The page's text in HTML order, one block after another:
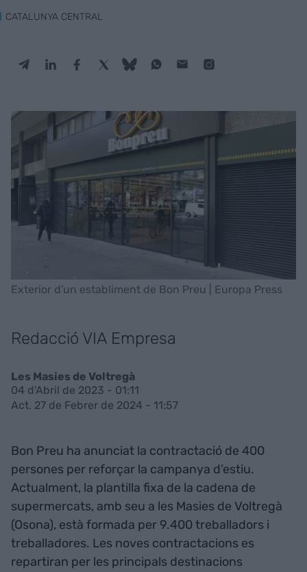
CATALUNYA CENTRAL
Exterior d'un establiment de Bon Preu | Europa Press
Redacció VIA Empresa
Les Masies de Voltregà
04 d'Abril de 2023 - 01:11
Act. 27 de Febrer de 2024 - 11:57
Bon Preu ha anunciat la contractació de 400
persones per reforçar la campanya d’estiu.
Actualment, la plantilla fixa de la cadena de
supermercats, amb seu a les Masies de Voltregà
(Osona), està formada per 9.400 treballadors i
treballadores. Les noves contractacions es
repartiran per les principals destinacions